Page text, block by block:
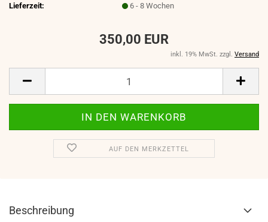
Lieferzeit:
6 - 8 Wochen
350,00 EUR
inkl. 19% MwSt. zzgl. Versand
AUF DEN MERKZETTEL
Beschreibung